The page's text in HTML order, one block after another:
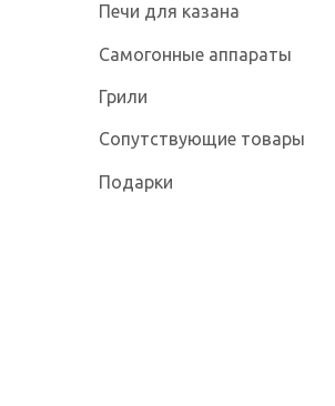
Печи для казана
Самогонные аппараты
Грили
Сопутствующие товары
Подарки